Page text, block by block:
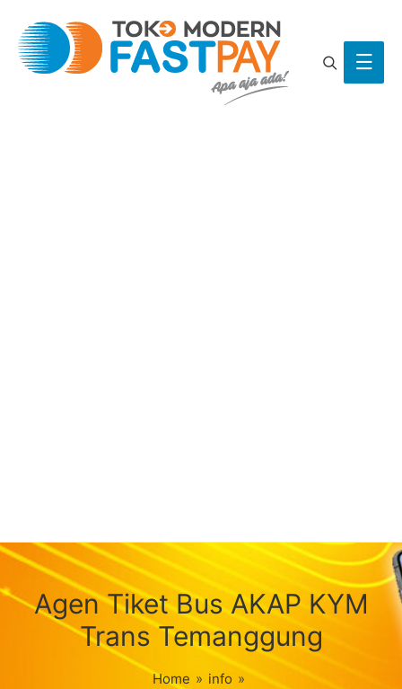
Main
Search
Agen Tiket Bus AKAP KYM
Trans Temanggung
Home » info »